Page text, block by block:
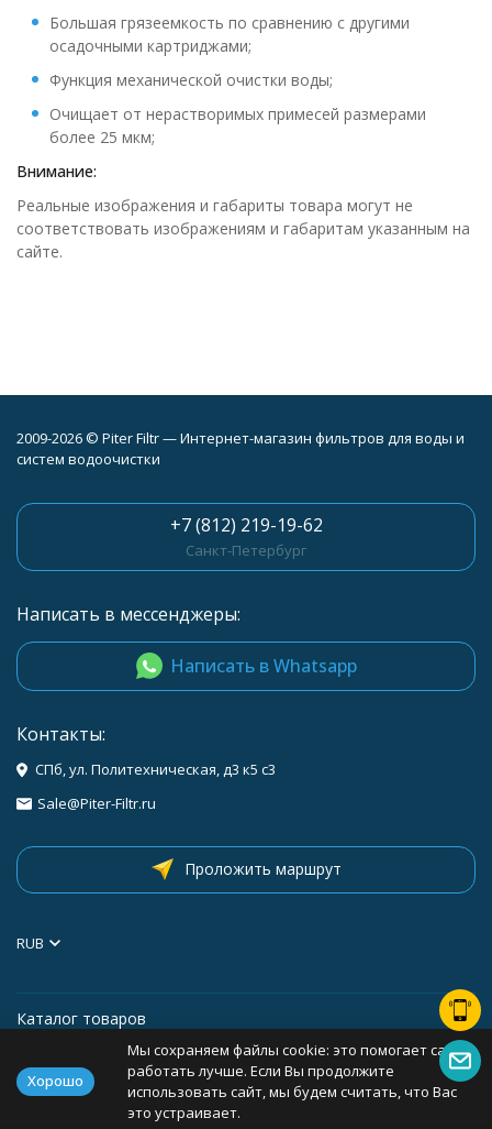
Большая грязеемкость по сравнению с другими
осадочными картриджами;
Функция механической очистки воды;
Очищает от нерастворимых примесей размерами
более 25 мкм;
Внимание:
Реальные изображения и габариты товара могут не
соответствовать изображениям и габаритам указанным на
сайте.
2009-2026 © Piter Filtr — Интернет-магазин фильтров для воды и
систем водоочистки
+7 (812) 219-19-62
Санкт-Петербург
Написать в мессенджеры:
Написать в Whatsapp
Контакты:
СПб, ул. Политехническая, д3 к5 с3
Sale@Piter-Filtr.ru
Проложить маршрут
RUB
Каталог товаров
Информация
Хорошо
Мы сохраняем файлы cookie: это помогает сайту
работать лучше. Если Вы продолжите
использовать сайт, мы будем считать, что Вас
это устраивает.